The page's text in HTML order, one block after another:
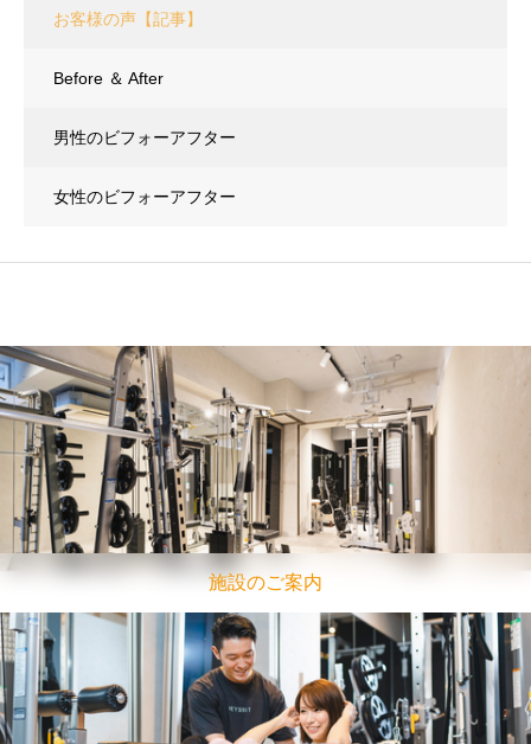
お客様の声【記事】
Before ＆ After
男性のビフォーアフター
女性のビフォーアフター
施設のご案内